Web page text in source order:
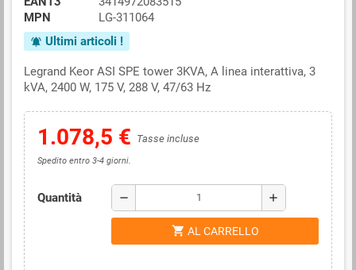
MPN
LG-311064
notifications_active Ultimi articoli !
Legrand Keor ASI SPE tower 3KVA, A linea interattiva, 3
kVA, 2400 W, 175 V, 288 V, 47/63 Hz
1.078,5 € Tasse incluse
Spedito entro 3-4 giorni.
Quantità remove add
shopping_cart AL CARRELLO